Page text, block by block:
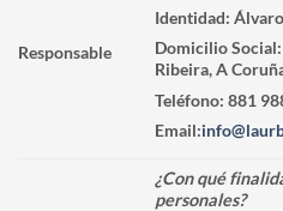
Responsable
Identidad:
Domicilio Social:
Ribeira, A
Teléfono: 881
Email:
¿Con qué
personales?